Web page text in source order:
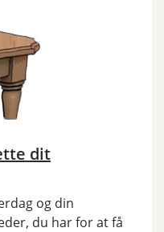
dit
og din
du har for at få